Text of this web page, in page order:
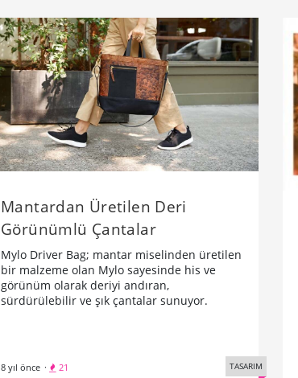
Mantardan Üretilen Deri
Görünümlü Çantalar
Mylo Driver Bag; mantar miselinden üretilen
bir malzeme olan Mylo sayesinde his ve
görünüm olarak deriyi andıran,
sürdürülebilir ve şık çantalar sunuyor.
8 yıl önce · 21 TASARIM